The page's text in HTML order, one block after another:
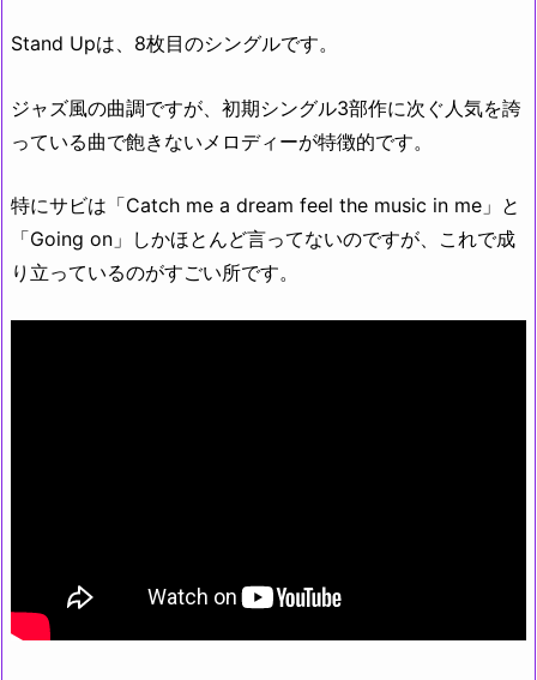
Stand Upは、8枚目のシングルです。
ジャズ風の曲調ですが、初期シングル3部作に次ぐ人気を誇
っている曲で飽きないメロディーが特徴的です。
特にサビは「Catch me a dream feel the music in me」と
「Going on」しかほとんど言ってないのですが、これで成
り立っているのがすごい所です。